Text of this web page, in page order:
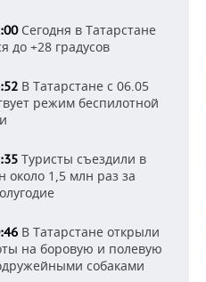
Сегодня в Татарстане
до +28 градусов
В Татарстане с 06.05
режим беспилотной
Туристы съездили в
около 1,5 млн раз за
В Татарстане открыли
на боровую и полевую
собаками